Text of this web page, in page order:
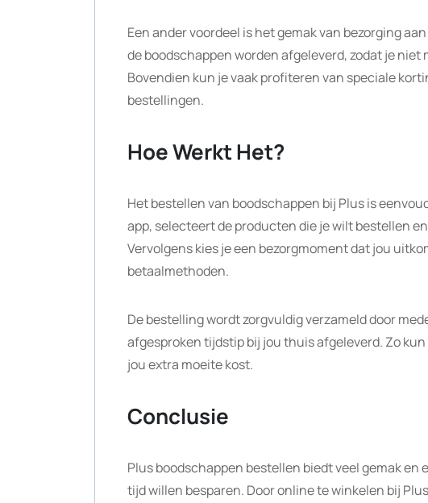
Een ander voordeel is het gemak van bezorging
de boodschappen worden afgeleverd, zodat je
Bovendien kun je vaak profiteren van speciale
bestellingen.
Hoe Werkt Het?
Het bestellen van boodschappen bij Plus is
app, selecteert de producten die je wilt bestellen
Vervolgens kies je een bezorgmoment dat jou
betaalmethoden.
De bestelling wordt zorgvuldig verzameld door
afgesproken tijdstip bij jou thuis afgeleverd. Zo
jou extra moeite kost.
Conclusie
Plus boodschappen bestellen biedt veel gemak
tijd willen besparen. Door online te winkelen bij